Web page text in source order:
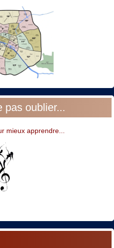
pas oublier...
mieux apprendre...